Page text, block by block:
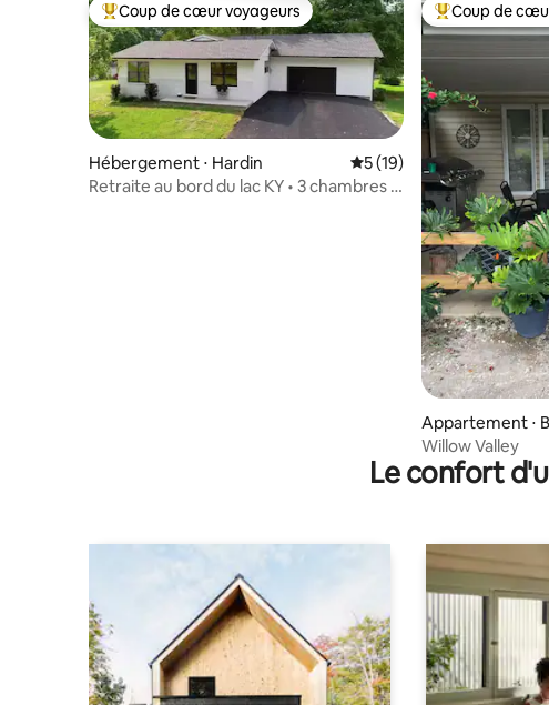
Coups de cœur voyageurs les plus appréciés
Coup de cœur voyageurs
Hébergement ⋅ Hardin Évaluation moyenne sur
5 (19)
Retraite au bord du lac KY • 3 chambres •
Coups de cœur
Coup de
Appartement ⋅
Willow Valley
Le confort